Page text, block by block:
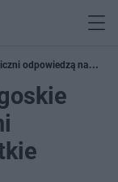
odpowiedzą na